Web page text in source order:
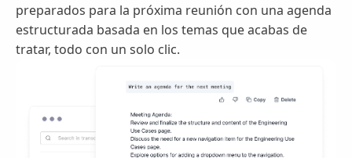
preparados para la próxima reunión con una agenda
estructurada basada en los temas que acabas de
tratar, todo con un solo clic.